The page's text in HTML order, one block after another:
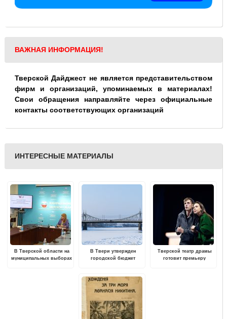
ВАЖНАЯ ИНФОРМАЦИЯ!
Тверской Дайджест не является представительством
фирм и организаций, упоминаемых в материалах!
Свои обращения направляйте через официальные
контакты соответствующих организаций
ИНТЕРЕСНЫЕ МАТЕРИАЛЫ
В Тверской области на
муниципальных выборах
В Твери утвержден
городской бюджет
Тверской театр драмы
готовит премьеру